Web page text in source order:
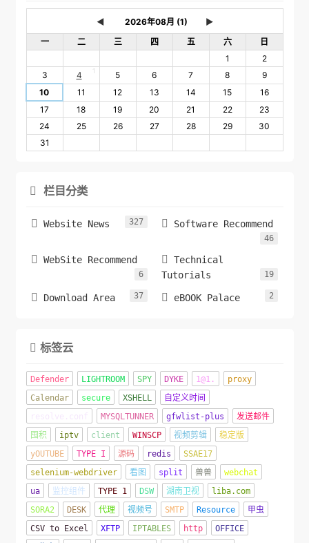
◄
►
一
二 三 四 五 六
日
1
2
3
4 1 5 6 7 8
9
10
11 12 13 14 15
16
17
18 19 20 21 22
23
24
25 26 27 28 29
30
31
 栏目分类
 Website News 327  Software Recommend
46
 WebSite Recommend
6

Technical
Tutorials
19
 Download Area 37  eBOOK Palace 2
 标签云
Defender LIGHTROOM SPY DYKE 1@1.
proxy
Calendar
secure XSHELL
自定义时间
resolve.conf
MYSQLTUNNER gfwlist-plus
发送邮件
囤积
iptv client WINSCP 视频剪辑
稳定版
yOUTUBE
TYPE I 源码 redis
SSAE17
selenium-webdriver
看图 split 兽兽
webchat
ua
监控组件 TYPE 1 DSW 湖南卫视
liba.com
SORA2
DESK 代理 视频号 SMTP Resource
甲虫
CSV to Excel
XFTP IPTABLES http
OFFICE